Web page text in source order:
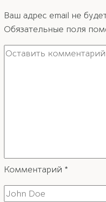
год.
Часть
3
Ваш адрес email не
Обязательные поля
Комментарий *